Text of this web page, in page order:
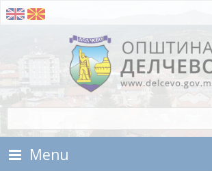
Skip To Content
Municipality of Delchevo
Menu